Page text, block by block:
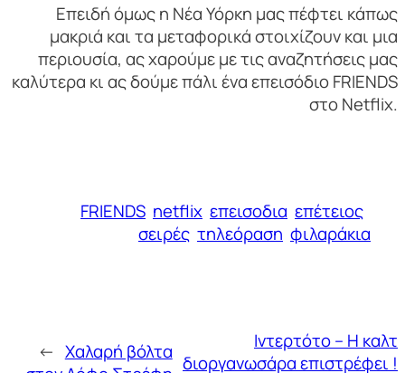
Επειδή όμως η Νέα Υόρκη μας πέφτει κάπως
μακριά και τα μεταφορικά στοιχίζουν και μια
περιουσία, ας χαρούμε με τις αναζητήσεις μας
καλύτερα κι ας δούμε πάλι ένα επεισόδιο FRIENDS
στο Netflix.
FRIENDS netflix επεισοδια επέτειος
σειρές τηλεόραση φιλαράκια
← Χαλαρή βόλτα
Ιντερτότο – Η καλτ
διοργανωσάρα επιστρέφει !